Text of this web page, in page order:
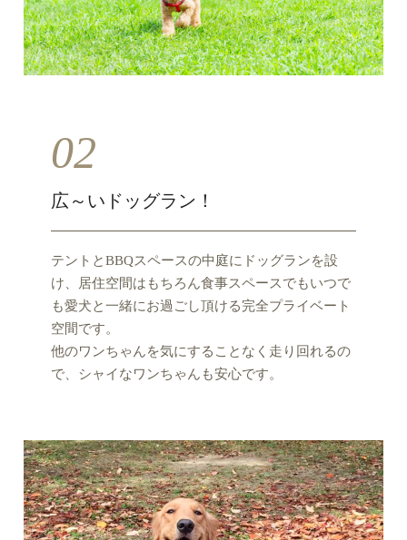
02
広～いドッグラン！
テントとBBQスペースの中庭にドッグランを設
け、居住空間はもちろん食事スペースでもいつで
も愛犬と一緒にお過ごし頂ける完全プライベート
空間です。
他のワンちゃんを気にすることなく走り回れるの
で、シャイなワンちゃんも安心です。